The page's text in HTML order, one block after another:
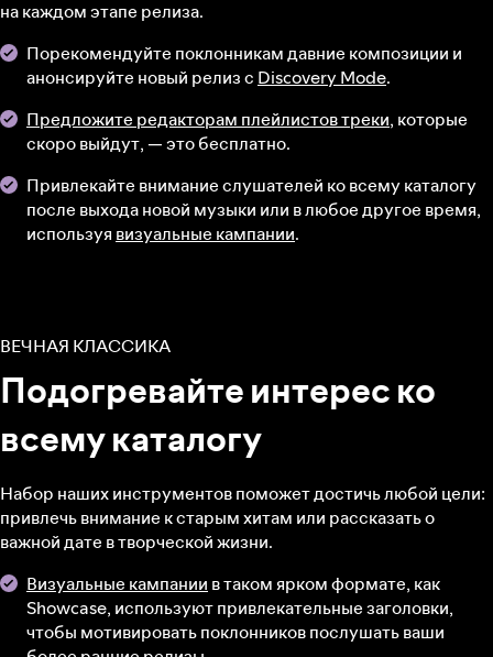
на каждом этапе релиза.
Порекомендуйте поклонникам давние композиции и
анонсируйте новый релиз с Discovery Mode.
Предложите редакторам плейлистов треки, которые
скоро выйдут, — это бесплатно.
Привлекайте внимание слушателей ко всему каталогу
после выхода новой музыки или в любое другое время,
используя визуальные кампании.
ВЕЧНАЯ КЛАССИКА
Подогревайте интерес ко
всему каталогу
Набор наших инструментов поможет достичь любой цели:
привлечь внимание к старым хитам или рассказать о
важной дате в творческой жизни.
Визуальные кампании в таком ярком формате, как
Showcase, используют привлекательные заголовки,
чтобы мотивировать поклонников послушать ваши